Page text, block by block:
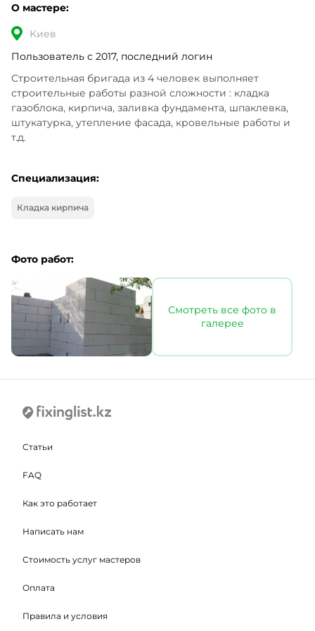
О мастере:
Киев
Пользователь с 2017, последний логин
Строительная бригада из 4 человек выполняет
строительные работы разной сложности : кладка
газоблока, кирпича, заливка фундамента, шпаклевка,
штукатурка, утепление фасада, кровельные работы и
т.д.
Специализация:
Кладка кирпича
Фото работ:
Смотреть все фото в
галерее
Статьи
FAQ
Как это работает
Написать нам
Стоимость услуг мастеров
Оплата
Правила и условия